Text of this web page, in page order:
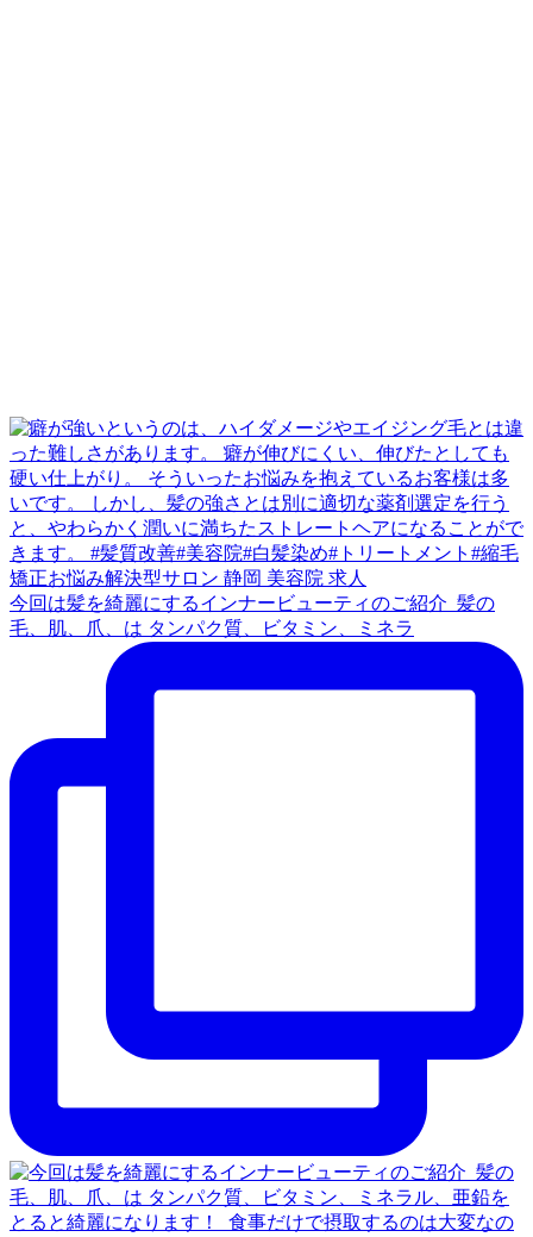
今回は髪を綺麗にするインナービューティのご紹介 ⁡ 髪の
毛、肌、爪、は タンパク質、ビタミン、ミネラ